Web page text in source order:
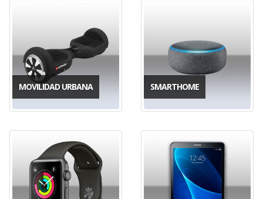
MOVILIDAD URBANA SMARTHOME